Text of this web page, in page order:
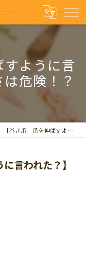
ように言
危険！？
【巻き爪 爪を伸ばすように言われた？】その長さは危険！？
言われた？】